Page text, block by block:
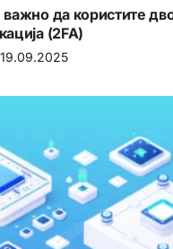
да користите
(2FA)
19.09.2025